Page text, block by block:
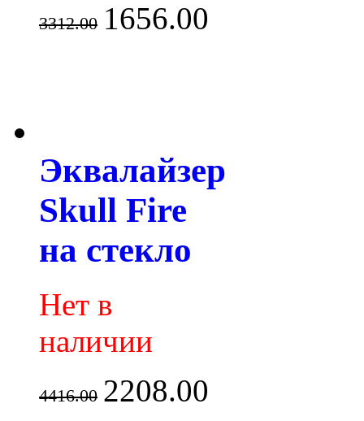
3312.00 1656.00
Эквалайзер
Skull Fire
на стекло
Нет в
наличии
4416.00 2208.00